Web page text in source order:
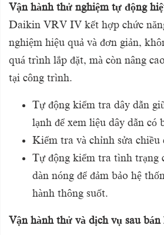
Vận hành thử nghiệm tự động
Daikin VRV IV kết hợp chức
nghiệm hiệu quả và đơn giản,
quá trình lắp đặt, mà còn nâng
tại công trình.
Tự động kiểm tra dây dẫn
lạnh để xem liệu dây dẫn có
Kiểm tra và chỉnh sửa chiều
Tự động kiểm tra tình trạng
dàn nóng để đảm bảo hệ
hành thông suốt.
Vận hành thử và dịch vụ sau bán